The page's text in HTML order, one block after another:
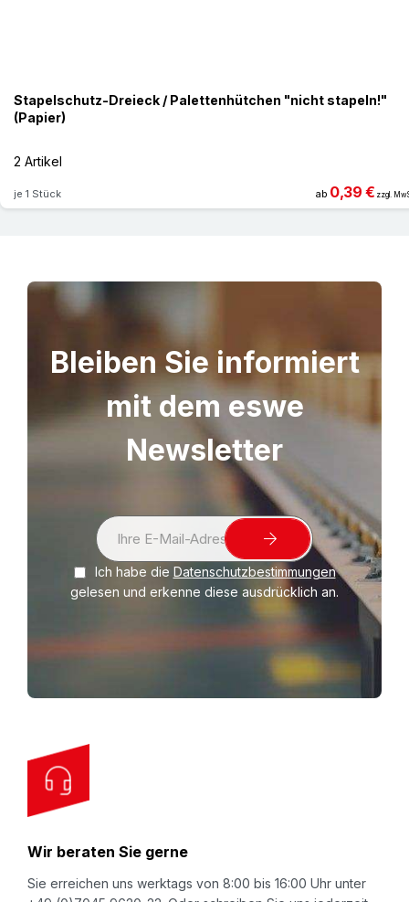
Stapelschutz-Dreieck / Palettenhütchen "nicht stapeln!"
(Papier)
2 Artikel
je 1 Stück ab 0,39 € zzgl.
Bleiben Sie informiert
mit dem eswe
Newsletter
o
O
u
r
e
w
Ich habe die Datenschutzbestimmungen
gelesen und erkenne diese ausdrücklich an.
Wir beraten Sie gerne
Sie erreichen uns werktags von 8:00 bis 16:00 Uhr unter